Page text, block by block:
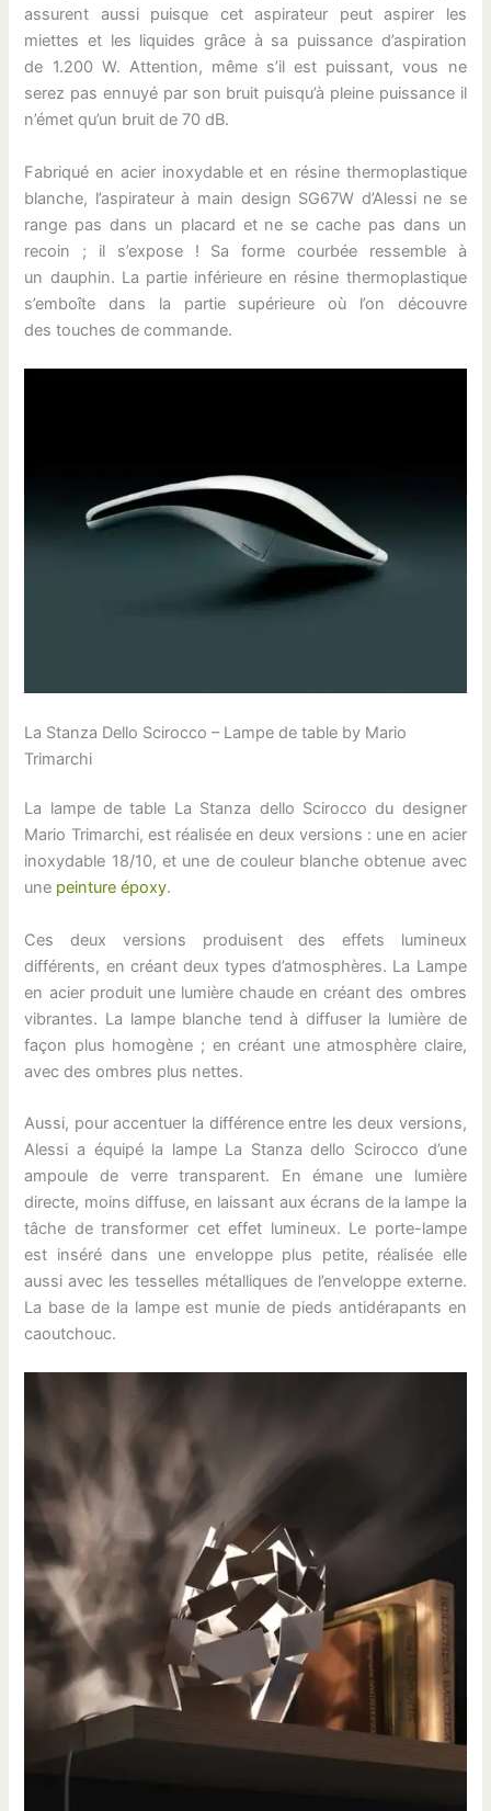
assurent aussi puisque cet aspirateur peut aspirer les
miettes et les liquides grâce à sa puissance d’aspiration
de 1.200 W. Attention, même s’il est puissant, vous ne
serez pas ennuyé par son bruit puisqu’à pleine puissance il
n’émet qu’un bruit de 70 dB.
Fabriqué en acier inoxydable et en résine thermoplastique
blanche, l’aspirateur à main design SG67W d’Alessi ne se
range pas dans un placard et ne se cache pas dans un
recoin ; il s’expose ! Sa forme courbée ressemble à
un dauphin. La partie inférieure en résine thermoplastique
s’emboîte dans la partie supérieure où l’on découvre
des touches de commande.
La Stanza Dello Scirocco – Lampe de table by Mario
Trimarchi
La lampe de table La Stanza dello Scirocco du designer
Mario Trimarchi, est réalisée en deux versions : une en acier
inoxydable 18/10, et une de couleur blanche obtenue avec
une peinture époxy.
Ces deux versions produisent des effets lumineux
différents, en créant deux types d’atmosphères. La Lampe
en acier produit une lumière chaude en créant des ombres
vibrantes. La lampe blanche tend à diffuser la lumière de
façon plus homogène ; en créant une atmosphère claire,
avec des ombres plus nettes.
Aussi, pour accentuer la différence entre les deux versions,
Alessi a équipé la lampe La Stanza dello Scirocco d’une
ampoule de verre transparent. En émane une lumière
directe, moins diffuse, en laissant aux écrans de la lampe la
tâche de transformer cet effet lumineux. Le porte-lampe
est inséré dans une enveloppe plus petite, réalisée elle
aussi avec les tesselles métalliques de l’enveloppe externe.
La base de la lampe est munie de pieds antidérapants en
caoutchouc.